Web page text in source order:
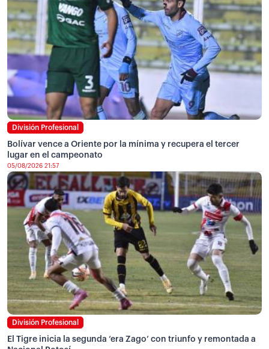
División Profesional
Bolívar vence a Oriente por la mínima y recupera el tercer
lugar en el campeonato
05/08/2026 21:57
División Profesional
El Tigre inicia la segunda ‘era Zago’ con triunfo y remontada a